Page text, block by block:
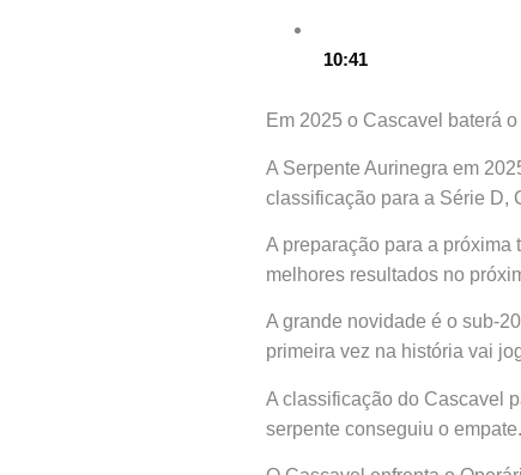
10:41
Em 2025 o Cascavel baterá
A Serpente Aurinegra em
classificação para a Série D,
A preparação para a próxima
melhores resultados no
A grande novidade é o sub-
primeira vez na história vai
A classificação do Cascavel
serpente conseguiu o